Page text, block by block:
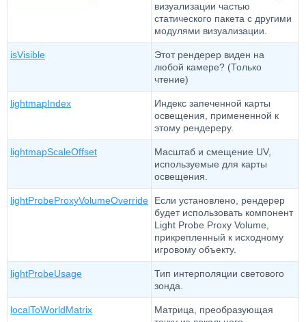
визуализации частью
статического пакета с другими
модулями визуализации.
isVisible
Этот рендерер виден на
любой камере? (Только
чтение)
lightmapIndex
Индекс запеченной карты
освещения, примененной к
этому рендереру.
lightmapScaleOffset
Масштаб и смещение UV,
используемые для карты
освещения.
lightProbeProxyVolumeOverride
Если установлено, рендерер
будет использовать компонент
Light Probe Proxy Volume,
прикрепленный к исходному
игровому объекту.
lightProbeUsage
Тип интерполяции светового
зонда.
localToWorldMatrix
Матрица, преобразующая